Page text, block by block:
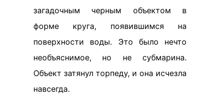
загадочным черным объектом в
форме круга, появившимся на
поверхности воды. Это было нечто
необъяснимое, но не субмарина.
Объект затянул торпеду, и она исчезла
навсегда.